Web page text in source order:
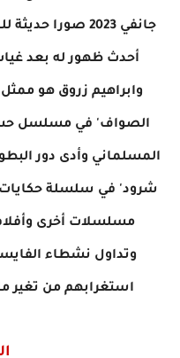
جانفي 2023 صورا
أحدث ظهور له بعد
وابراهيم زروق هو
الصواف' في مسلسل
المسلماني وأدى دور
شرود' في سلسلة حكايات
مسلسلات أخرى
وتداول نشطاء
استغرابهم من تغير